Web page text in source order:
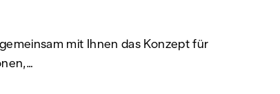
mit Ihnen das Konzept für